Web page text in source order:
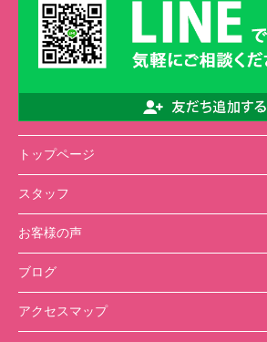
トップページ
スタッフ
お客様の声
ブログ
アクセスマップ